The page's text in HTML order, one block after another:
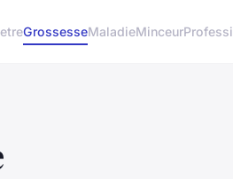
GrossesseMaladieMinceur